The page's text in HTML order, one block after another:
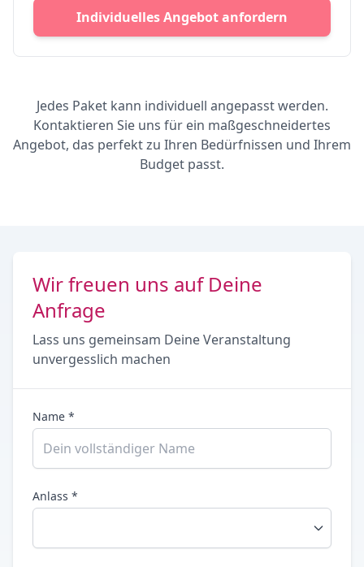
Individuelles Angebot anfordern
Jedes Paket kann individuell angepasst werden.
Kontaktieren Sie uns für ein maßgeschneidertes
Angebot, das perfekt zu Ihren Bedürfnissen und Ihrem
Budget passt.
Wir freuen uns auf Deine
Anfrage
Lass uns gemeinsam Deine Veranstaltung
unvergesslich machen
Name *
Anlass *